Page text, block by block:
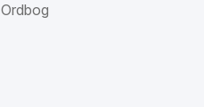
Ordbog